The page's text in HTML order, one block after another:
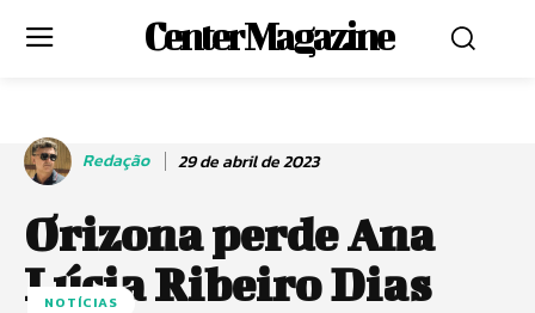
Center Magazine
Redação 29 de abril de 2023
Orizona perde Ana
Lúcia Ribeiro Dias
NOTÍCIAS